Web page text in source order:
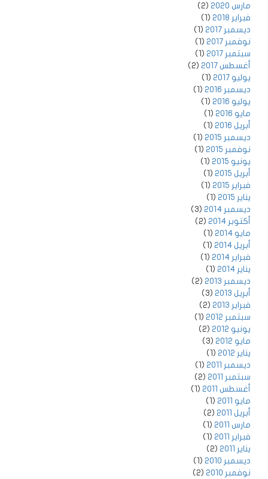
مارس 2020
(2)
فبراير 2018
(1)
ديسمبر 2017
(1)
نوفمبر 2017
(1)
سبتمبر 2017
(1)
أغسطس 2017
(2)
يوليو 2017
(1)
ديسمبر 2016
(1)
يوليو 2016
(1)
مايو 2016
(1)
أبريل 2016
(1)
ديسمبر 2015
(1)
نوفمبر 2015
(1)
يونيو 2015
(1)
أبريل 2015
(1)
فبراير 2015
(1)
يناير 2015
(1)
ديسمبر 2014
(3)
أكتوبر 2014
(2)
مايو 2014
(1)
أبريل 2014
(1)
فبراير 2014
(1)
يناير 2014
(1)
ديسمبر 2013
(2)
أبريل 2013
(3)
فبراير 2013
(2)
سبتمبر 2012
(1)
يونيو 2012
(2)
مايو 2012
(3)
يناير 2012
(1)
ديسمبر 2011
(1)
سبتمبر 2011
(2)
أغسطس 2011
(1)
مايو 2011
(1)
أبريل 2011
(2)
مارس 2011
(1)
فبراير 2011
(1)
يناير 2011
(2)
ديسمبر 2010
(1)
نوفمبر 2010
(2)